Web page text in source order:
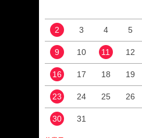
2 3 4 5
9 10 11 12
16 17 18 19
23 24 25 26
30 31